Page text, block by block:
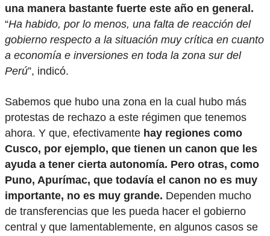
una manera bastante fuerte este año en general.
“Ha habido, por lo menos, una falta de reacción del
gobierno respecto a la situación muy crítica en cuanto
a economía e inversiones en toda la zona sur del
Perú”, indicó.
Sabemos que hubo una zona en la cual hubo más
protestas de rechazo a este régimen que tenemos
ahora. Y que, efectivamente hay regiones como
Cusco, por ejemplo, que tienen un canon que les
ayuda a tener cierta autonomía. Pero otras, como
Puno, Apurímac, que todavía el canon no es muy
importante, no es muy grande. Dependen mucho
de transferencias que les pueda hacer el gobierno
central y que lamentablemente, en algunos casos se